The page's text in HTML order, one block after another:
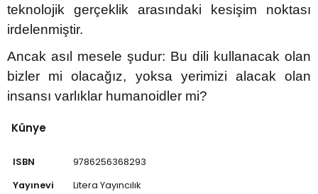
teknolojik gerçeklik arasındaki kesişim noktası
irdelenmiştir.
Ancak asıl mesele şudur: Bu dili kullanacak olan
bizler mi olacağız, yoksa yerimizi alacak olan
insansı varlıklar humanoidler mi?
Künye
ISBN
9786256368293
Yayınevi
Litera Yayıncılık